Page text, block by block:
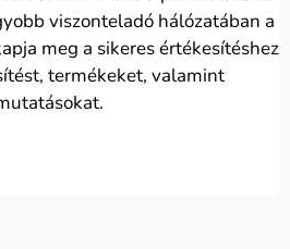
viszonteladó hálózatában a
meg a sikeres értékesítéshez
termékeket, valamint